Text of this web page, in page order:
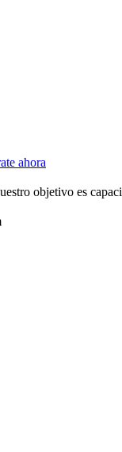
ahora
objetivo es